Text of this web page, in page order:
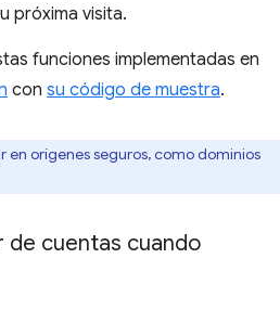
próxima visita.
funciones implementadas en
con su código de muestra.
en orígenes seguros, como dominios
cuentas cuando